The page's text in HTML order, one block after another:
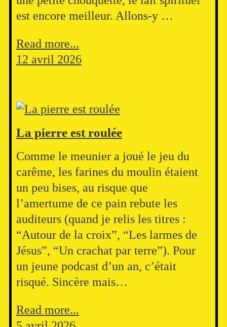
est encore meilleur. Allons-y …
Read more...
12 avril 2026
La pierre est roulée
Comme le meunier a joué le jeu du
carême, les farines du moulin étaient
un peu bises, au risque que
l’amertume de ce pain rebute les
auditeurs (quand je relis les titres :
“Autour de la croix”, “Les larmes de
Jésus”, “Un crachat par terre”). Pour
un jeune podcast d’un an, c’était
risqué. Sincère mais…
Read more...